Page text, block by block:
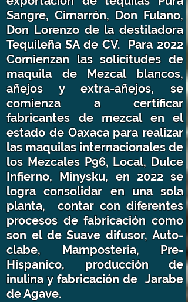
Sangre, Cimarrón, Don Fulano,
Don Lorenzo de la destiladora
Tequileña SA de CV. Para 2022
Comienzan las solicitudes de
maquila de Mezcal blancos,
añejos y extra-añejos, se
comienza a certificar
fabricantes de mezcal en el
estado de Oaxaca para realizar
las maquilas internacionales de
los Mezcales P96, Local, Dulce
Infierno, Minysku, en 2022 se
logra consolidar en una sola
planta, contar con diferentes
procesos de fabricación como
son el de Suave difusor, Auto-
clabe, Mamposteria, Pre-
Hispanico, producción de
inulina y fabricación de Jarabe
de Agave.